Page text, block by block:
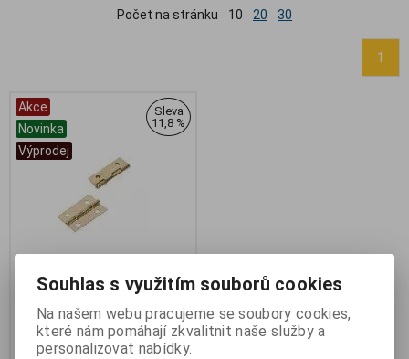
Počet na stránku 10 20 30
1
Akce
Novinka
Výprodej
Sleva
11,8 %
Kazetový závěs 15x30mm
pomosazený 1ks
Výrobce:WT
Katalogové číslo:m_1530
Souhlas s využitím souborů cookies
Na našem webu pracujeme se soubory cookies,
které nám pomáhají zkvalitnit naše služby a
personalizovat nabídky.